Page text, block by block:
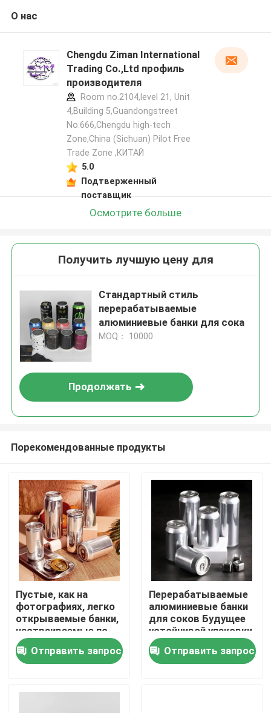
Дом
О нас
Chengdu Ziman International
Trading Co.,Ltd профиль
производителя
Room no.2104,level 21, Unit
4,Building 5,Guandongstreet
No.666,Chengdu high-tech
Zone,China (Sichuan) Pilot Free
Trade Zone ,КИТАЙ
5.0
Подтверженный
поставщик
Осмотрите больше
Получить лучшую цену для
Стандартный стиль
перерабатываемые
алюминиевые банки для сока
MOQ： 10000
Продолжать
Порекомендованные продукты
Пустые, как на
фотографиях, легко
открываемые банки,
настраиваемые по
вашим требованиям.
Отправить запрос
Перерабатываемые
алюминиевые банки
для соков Будущее
устойчивой упаковки
Отправить запрос